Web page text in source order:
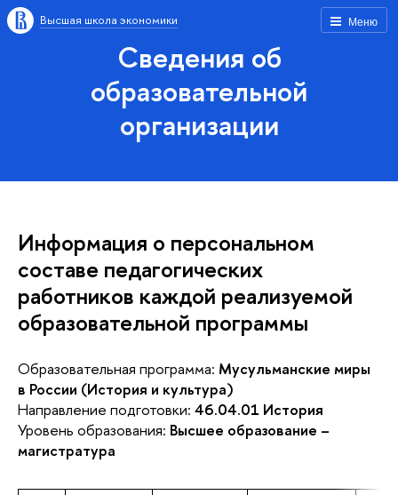
Меню
Высшая школа экономики
Сведения об
образовательной
организации
Информация о персональном
составе педагогических
работников каждой реализуемой
образовательной программы
Образовательная программа: Мусульманские миры
в России (История и культура)
Направление подготовки: 46.04.01 История
Уровень образования: Высшее образование –
магистратура